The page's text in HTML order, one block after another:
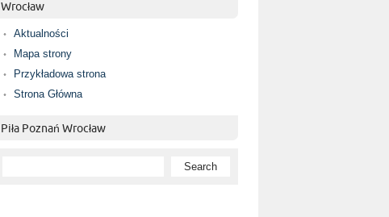
Wrocław
Aktualności
Mapa strony
Przykładowa strona
Strona Główna
Piła Poznań Wrocław